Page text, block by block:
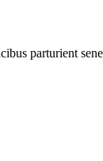
parturient